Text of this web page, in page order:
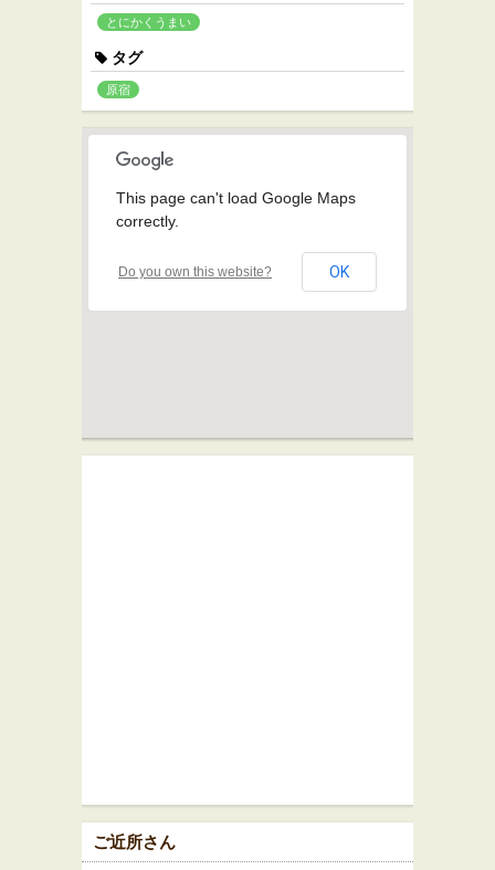
とにかくうまい
タグ
原宿
This page can't load Google Maps
correctly.
Do you own this website? OK
ご近所さん